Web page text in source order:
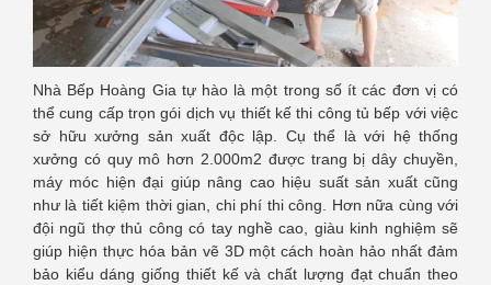
Nhà Bếp Hoàng Gia tự hào là một trong số ít các đơn vị có
thể cung cấp trọn gói dịch vụ thiết kế thi công tủ bếp với việc
sở hữu xưởng sản xuất độc lập. Cụ thể là với hệ thống
xưởng có quy mô hơn 2.000m2 được trang bị dây chuyền,
máy móc hiện đại giúp nâng cao hiệu suất sản xuất cũng
như là tiết kiệm thời gian, chi phí thi công. Hơn nữa cùng với
đội ngũ thợ thủ công có tay nghề cao, giàu kinh nghiệm sẽ
giúp hiện thực hóa bản vẽ 3D một cách hoàn hảo nhất đảm
bảo kiểu dáng giống thiết kế và chất lượng đạt chuẩn theo